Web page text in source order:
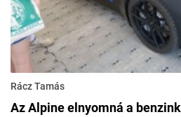
Rácz Tamás
Az Alpine elnyomná a